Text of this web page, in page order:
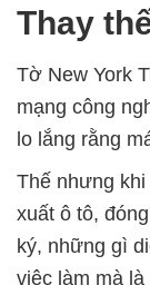
Thay
Tờ New York
mạng công
lo lắng rằng
Thế nhưng
xuất ô tô,
ký, những gì
việc làm mà